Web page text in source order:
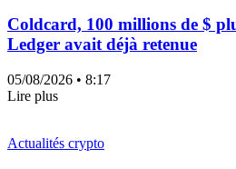
Coldcard, 100 millions de $
Ledger avait déjà retenue
05/08/2026 • 8:17
Lire plus
Actualités crypto